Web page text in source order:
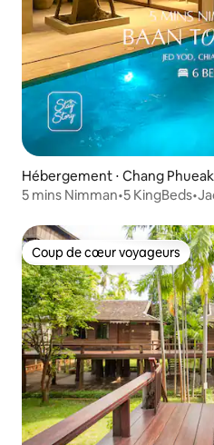
Hébergement ⋅ Chang Phueak
5 mins Nimman•5
Coup de cœur voyageurs
Coup de cœur voyageurs